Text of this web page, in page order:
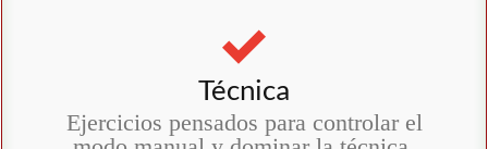
Técnica
Ejercicios pensados para controlar el